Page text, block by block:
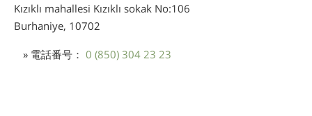
Kızıklı mahallesi Kızıklı sokak No:106
Burhaniye, 10702
» 電話番号： 0 (850) 304 23 23